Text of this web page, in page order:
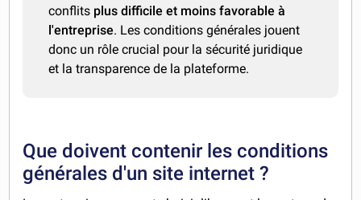
conflits plus difficile et moins favorable à
l'entreprise. Les conditions générales jouent
donc un rôle crucial pour la sécurité juridique
et la transparence de la plateforme.
Que doivent contenir les conditions
générales d'un site internet ?